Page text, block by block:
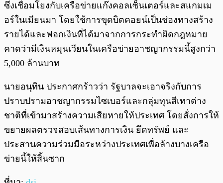
ซึ่งเชื่อมโยงกับเครือข่ายแก๊งคอลเซ็นเตอร์และสแกมเม
อร์ในเมียนมา โดยใช้การขุดบิตคอยน์เป็นช่องทางสร้าง
รายได้และฟอกเงินที่ได้มาจากการกระทำผิดกฎหมาย
คาดว่ามีเงินหมุนเวียนในเครือข่ายอาชญากรรมนี้สูงกว่า
5,000 ล้านบาท
นายอนุทิน ประกาศกร้าวว่า รัฐบาลจะเอาจริงกับการ
ปราบปรามอาชญากรรมไซเบอร์และกลุ่มทุนสีเทาต่าง
ชาติที่เข้ามาสร้างความเสียหายให้ประเทศ โดยสั่งการให้
ขยายผลตรวจสอบเส้นทางการเงิน ยึดทรัพย์ และ
ประสานความร่วมมือระหว่างประเทศเพื่อล้างบางเครือ
ข่ายนี้ให้สิ้นซาก